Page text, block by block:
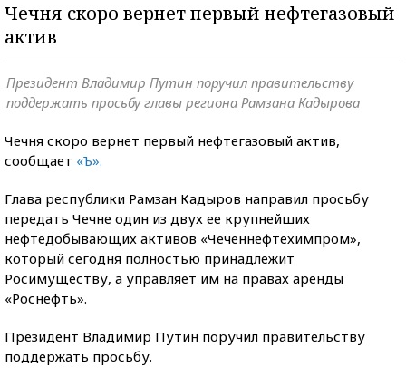
Чечня скоро вернет первый нефтегазовый
актив
Президент Владимир Путин поручил правительству
поддержать просьбу главы региона Рамзана Кадырова
Чечня скоро вернет первый нефтегазовый актив,
сообщает «Ъ».
Глава республики Рамзан Кадыров направил просьбу
передать Чечне один из двух ее крупнейших
нефтедобывающих активов «Чеченнефтехимпром»,
который сегодня полностью принадлежит
Росимуществу, а управляет им на правах аренды
«Роснефть».
Президент Владимир Путин поручил правительству
поддержать просьбу.